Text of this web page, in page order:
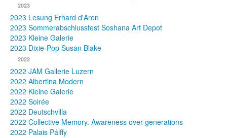
Presse
Publikationen
Texte
Sammlungen
2023
2023 Lesung Erhard d'Aron
2023 Sommerabschlussfest Soshana Art Depot
2023 Kleine Galerie
2023 Dixie-Pop Susan Blake
2022
2022 JAM Gallerie Luzern
2022 Albertina Modern
2022 Kleine Galerie
2022 Soirée
2022 Deutschvilla
2022 Collective Memory. Awareness over generations
2022 Palais Pálffy